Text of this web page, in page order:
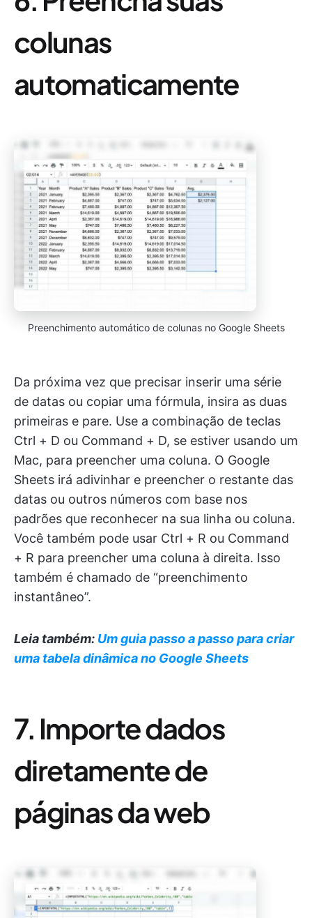
colunas
automaticamente
Preenchimento automático de colunas no Google Sheets
Da próxima vez que precisar inserir uma série
de datas ou copiar uma fórmula, insira as duas
primeiras e pare. Use a combinação de teclas
Ctrl + D ou Command + D, se estiver usando um
Mac, para preencher uma coluna. O Google
Sheets irá adivinhar e preencher o restante das
datas ou outros números com base nos
padrões que reconhecer na sua linha ou coluna.
Você também pode usar Ctrl + R ou Command
+ R para preencher uma coluna à direita. Isso
também é chamado de “preenchimento
instantâneo”.
Leia também: Um guia passo a passo para criar
uma tabela dinâmica no Google Sheets
7. Importe dados
diretamente de
páginas da web